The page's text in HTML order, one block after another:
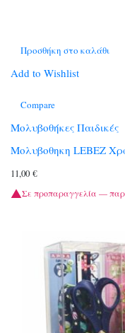
Προσθήκη στο καλάθι
Add to Wishlist
Compare
Μολυβοθήκες Παιδικές
Μολυβοθηκη LEBEZ
11,00 €
Σε προπαραγγελία —